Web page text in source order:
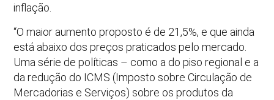
inflação.
“O maior aumento proposto é de 21,5%, e que ainda
está abaixo dos preços praticados pelo mercado.
Uma série de políticas – como a do piso regional e a
da redução do ICMS (Imposto sobre Circulação de
Mercadorias e Serviços) sobre os produtos da